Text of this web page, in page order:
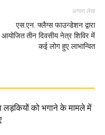
अगला लेख
एस.एन. फ्लैग्स फाउन्डेशन द्वारा
आयोजित तीन दिवसीय नेत्र शिविर में
कई लोग हुए लाभान्वित
लड़कियों को भगाने के मामले में